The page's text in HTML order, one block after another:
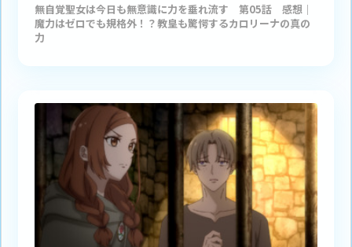
無自覚聖女は今日も無意識に力を垂れ流す 第05話 感想｜
魔力はゼロでも規格外！？教皇も驚愕するカロリーナの真の
力